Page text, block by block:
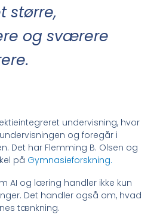
større,
og sværere
undervisning, hvor
og foregår i
Det har Flemming B. Olsen og
på Gymnasieforskning.
AI og læring handler ikke kun
Det handler også om, hvad
tænkning.